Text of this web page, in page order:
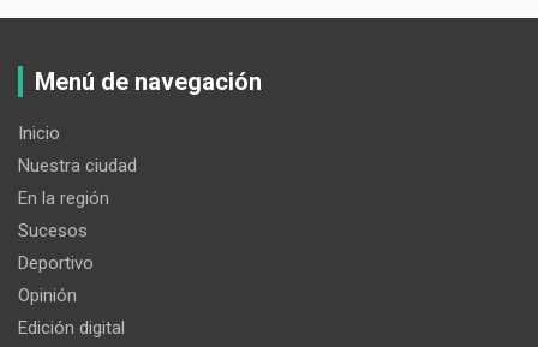
Menú de navegación
Inicio
Nuestra ciudad
En la región
Sucesos
Deportivo
Opinión
Edición digital